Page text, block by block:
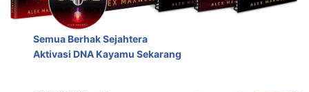
Semua Berhak Sejahtera
Aktivasi DNA Kayamu Sekarang